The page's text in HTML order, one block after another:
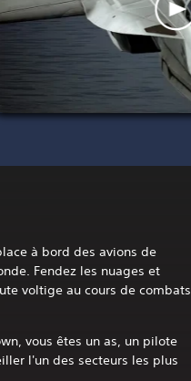
à bord des avions de
Fendez les nuages et
voltige au cours de combats
vous êtes un as, un pilote
l'un des secteurs les plus